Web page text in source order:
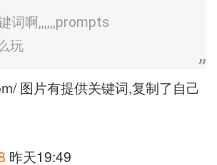
词啊,,,,,,prompts
玩
图片有提供关键词,复制了自己
昨天19:49